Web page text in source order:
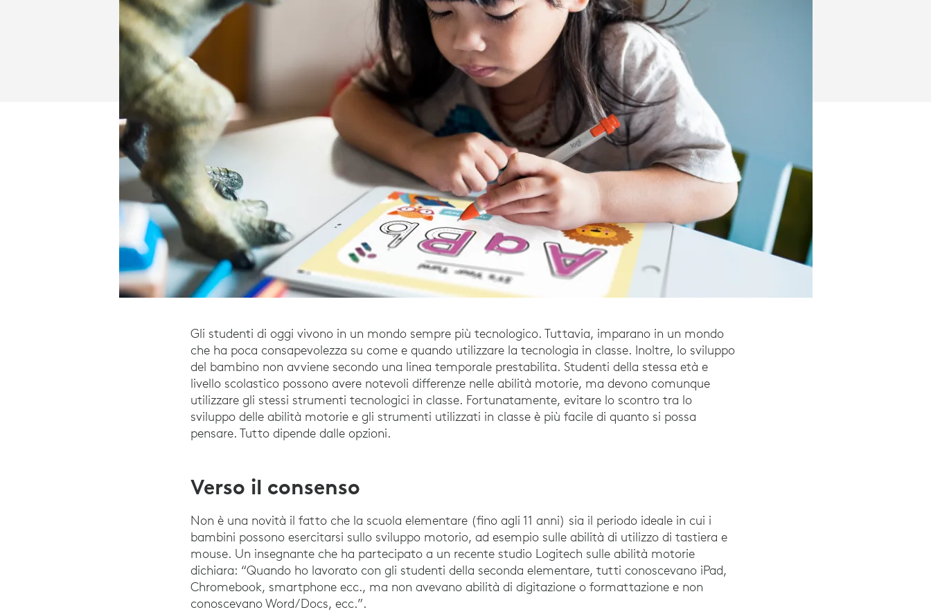
Gli studenti di oggi vivono in un mondo sempre più tecnologico. Tuttavia, imparano in un mondo
che ha poca consapevolezza su come e quando utilizzare la tecnologia in classe. Inoltre, lo sviluppo
del bambino non avviene secondo una linea temporale prestabilita. Studenti della stessa età e
livello scolastico possono avere notevoli differenze nelle abilità motorie, ma devono comunque
utilizzare gli stessi strumenti tecnologici in classe. Fortunatamente, evitare lo scontro tra lo
sviluppo delle abilità motorie e gli strumenti utilizzati in classe è più facile di quanto si possa
pensare. Tutto dipende dalle opzioni.
Verso il consenso
Non è una novità il fatto che la scuola elementare (fino agli 11 anni) sia il periodo ideale in cui i
bambini possono esercitarsi sullo sviluppo motorio, ad esempio sulle abilità di utilizzo di tastiera e
mouse. Un insegnante che ha partecipato a un recente studio Logitech sulle abilità motorie
dichiara: “Quando ho lavorato con gli studenti della seconda elementare, tutti conoscevano iPad,
Chromebook, smartphone ecc., ma non avevano abilità di digitazione o formattazione e non
conoscevano Word/Docs, ecc.”.